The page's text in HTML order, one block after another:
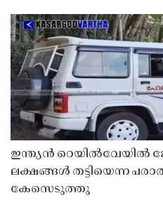
ഇന്ത്യൻ റെയിൽവേയിൽ
ലക്ഷങ്ങൾ തട്ടിയെന്ന
കേസെടുത്തു